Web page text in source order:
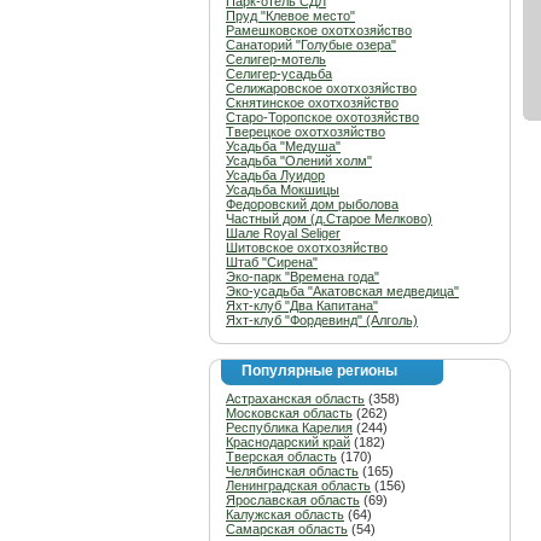
Пруд "Клевое место"
Рамешковское охотхозяйство
Санаторий "Голубые озера"
Селигер-мотель
Селигер-усадьба
Селижаровское охотхозяйство
Скнятинское охотхозяйство
Старо-Торопское охотозяйство
Тверецкое охотхозяйство
Усадьба "Медуша"
Усадьба "Олений холм"
Усадьба Луидор
Усадьба Мокшицы
Федоровский дом рыболова
Частный дом (д.Старое Мелково)
Шале Royal Seliger
Шитовское охотхозяйство
Штаб "Сирена"
Эко-парк "Времена года"
Эко-усадьба "Акатовская медведица"
Яхт-клуб "Два Капитана"
Яхт-клуб "Фордевинд" (Алголь)
Популярные регионы
Астраханская область (358)
Московская область (262)
Республика Карелия (244)
Краснодарский край (182)
Тверская область (170)
Челябинская область (165)
Ленинградская область (156)
Ярославская область (69)
Калужская область (64)
Самарская область (54)